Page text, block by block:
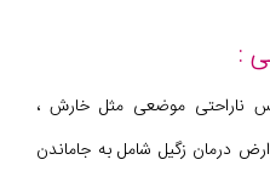
:
ناراحتی موضعی مثل خارش ،
درمان زگیل شامل به جاماندن